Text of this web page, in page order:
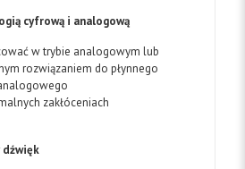
cyfrową i analogową
w trybie analogowym lub
rozwiązaniem do płynnego
zakłóceniach